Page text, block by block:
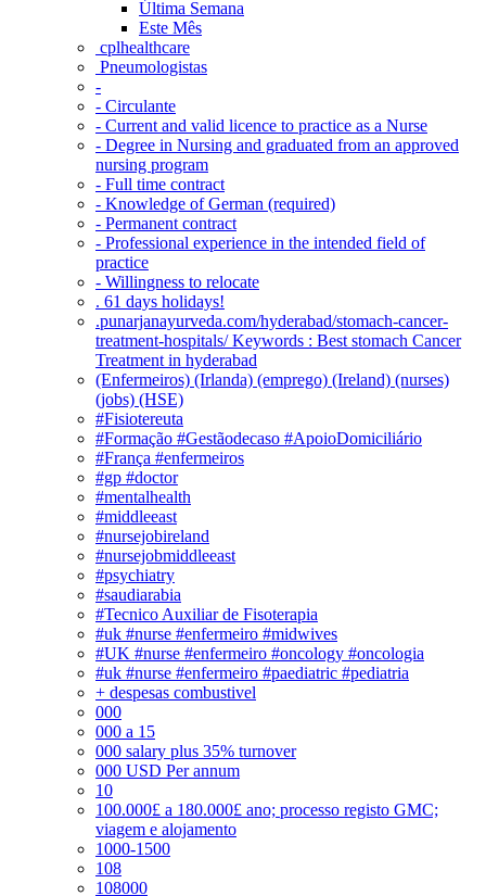
Última Semana
Este Mês
‎ cplhealthcare‬
Pneumologistas
-
- Circulante
- Current and valid licence to practice as a Nurse
- Degree in Nursing and graduated from an approved
nursing program
- Full time contract
- Knowledge of German (required)
- Permanent contract
- Professional experience in the intended field of
practice
- Willingness to relocate
. 61 days holidays!
.punarjanayurveda.com/hyderabad/stomach-cancer-
treatment-hospitals/ Keywords : Best stomach Cancer
Treatment in hyderabad
(Enfermeiros) (Irlanda) (emprego) (Ireland) (nurses)
(jobs) (HSE)
#Fisiotereuta
#Formação #Gestãodecaso #ApoioDomiciliário
#França #enfermeiros
#gp #doctor
#mentalhealth
#middleeast
#nursejobireland
#nursejobmiddleeast
#psychiatry
#saudiarabia
#Tecnico Auxiliar de Fisoterapia
#uk #nurse #enfermeiro #midwives
#UK #nurse #enfermeiro #oncology #oncologia
#uk #nurse #enfermeiro #paediatric #pediatria
+ despesas combustivel
000
000 a 15
000 salary plus 35% turnover
000 USD Per annum
10
100.000£ a 180.000£ ano; processo registo GMC;
viagem e alojamento
1000-1500
108
108000